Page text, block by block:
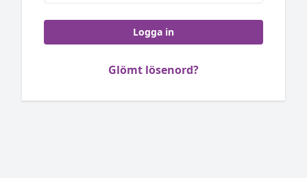
Logga in
Glömt lösenord?